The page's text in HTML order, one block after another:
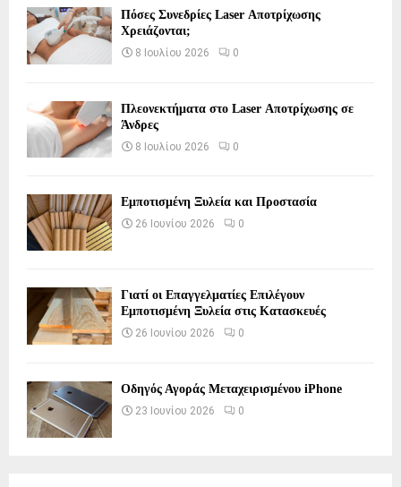
Πόσες Συνεδρίες Laser Αποτρίχωσης
Χρειάζονται;
8 Ιουλίου 2026 0
Πλεονεκτήματα στο Laser Αποτρίχωσης σε
Άνδρες
8 Ιουλίου 2026 0
Εμποτισμένη Ξυλεία και Προστασία
26 Ιουνίου 2026 0
Γιατί οι Επαγγελματίες Επιλέγουν
Εμποτισμένη Ξυλεία στις Κατασκευές
26 Ιουνίου 2026 0
Οδηγός Αγοράς Μεταχειρισμένου iPhone
23 Ιουνίου 2026 0